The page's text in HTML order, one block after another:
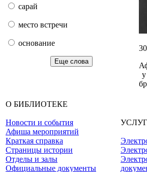
сарай
место встречи
основание
Еще слова
О БИБЛИОТЕКЕ
Новости и события
Афиша мероприятий
Краткая справка
Страницы истории
Отделы и залы
Официальные документы